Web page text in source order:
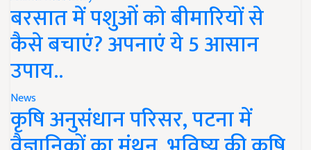
बरसात में पशुओं को बीमारियों से
कैसे बचाएं? अपनाएं ये 5 आसान
उपाय..
News
कृषि अनुसंधान परिसर, पटना में